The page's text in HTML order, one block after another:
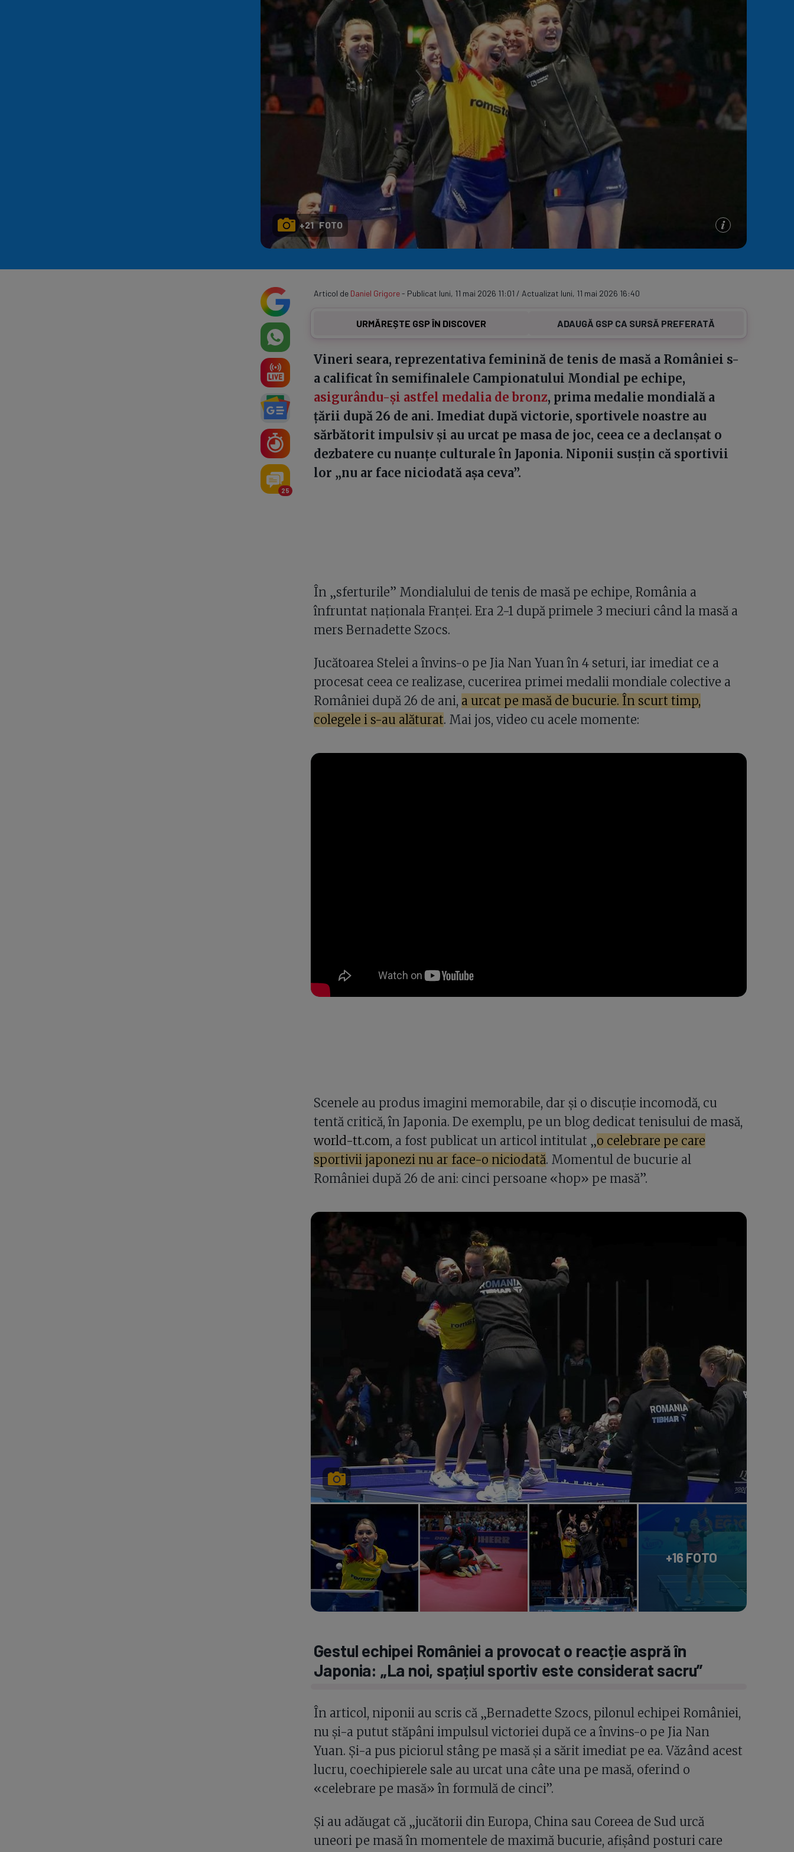
Serie A
Echipe Meciuri Clasament
Program TV
+21 FOTO
25
Articol de Daniel Grigore- Publicat luni, 11 mai 2026 11:01 / Actualizat luni, 11 mai 2026 16:40
URMĂREȘTE GSP ÎN DISCOVER ADAUGĂ GSP CA SURSĂ PREFERATĂ
Vineri seara, reprezentativa feminină de tenis de masă a României s-
a calificat în semifinalele Campionatului Mondial pe echipe,
asigurându-și astfel medalia de bronz, prima medalie mondială a
țării după 26 de ani. Imediat după victorie, sportivele noastre au
sărbătorit impulsiv și au urcat pe masa de joc, ceea ce a declanșat o
dezbatere cu nuanțe culturale în Japonia. Niponii susțin că sportivii
lor „nu ar face niciodată așa ceva”.
În „sferturile” Mondialului de tenis de masă pe echipe, România a
înfruntat naționala Franței. Era 2-1 după primele 3 meciuri când la masă a
mers Bernadette Szocs.
Jucătoarea Stelei a învins-o pe Jia Nan Yuan în 4 seturi, iar imediat ce a
procesat ceea ce realizase, cucerirea primei medalii mondiale colective a
României după 26 de ani, a urcat pe masă de bucurie. În scurt timp,
colegele i s-au alăturat. Mai jos, video cu acele momente:
Scenele au produs imagini memorabile, dar și o discuție incomodă, cu
tentă critică, în Japonia. De exemplu, pe un blog dedicat tenisului de masă,
world-tt.com, a fost publicat un articol intitulat „o celebrare pe care
sportivii japonezi nu ar face-o niciodată. Momentul de bucurie al
României după 26 de ani: cinci persoane «hop» pe masă”.
+16 FOTO
Gestul echipei României a provocat o reacție aspră în
Japonia: „La noi, spațiul sportiv este considerat sacru”
În articol, niponii au scris că „Bernadette Szocs, pilonul echipei României,
nu și-a putut stăpâni impulsul victoriei după ce a învins-o pe Jia Nan
Yuan. Și-a pus piciorul stâng pe masă și a sărit imediat pe ea. Văzând acest
lucru, coechipierele sale au urcat una câte una pe masă, oferind o
«celebrare pe masă» în formulă de cinci”.
Și au adăugat că „jucătorii din Europa, China sau Coreea de Sud urcă
uneori pe masă în momentele de maximă bucurie, afișând posturi care